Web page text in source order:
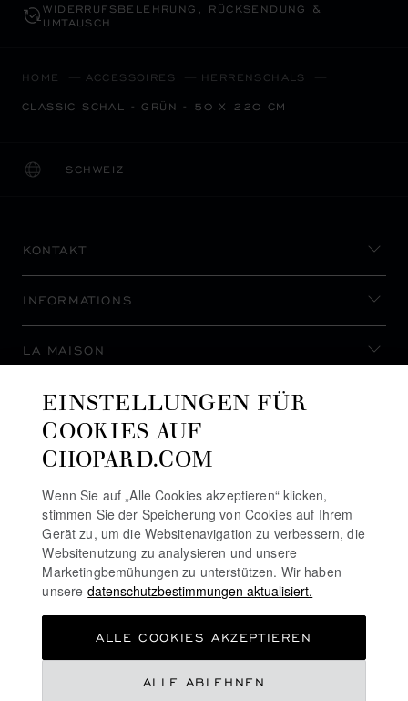
WIDERRUFS­BELEHRUNG, RÜCKSENDUNG &
UMTAUSCH
HOME ACCESSOIRES HERRENSCHALS
CLASSIC SCHAL - GRÜN - 50 X 220 CM
SCHWEIZ
LOKALISIERUNG (LAND ÄNDERN)
LAND ÄNDERN
KONTAKT
INFORMATIONS
LA MAISON
AUF DEM LAUFENDEN BLEIBEN
NEWSLETTER ABONNIEREN
COOKIE-RICHTLINIE
EINSTELLUNGEN FÜR
COOKIES AUF
CHOPARD.COM
Wenn Sie auf „Alle Cookies akzeptieren“ klicken,
stimmen Sie der Speicherung von Cookies auf Ihrem
Gerät zu, um die Websitenavigation zu verbessern, die
Websitenutzung zu analysieren und unsere
Marketingbemühungen zu unterstützen. Wir haben
unsere datenschutzbestimmungen aktualisiert.
ALLE ABLEHNEN
ALLE COOKIES AKZEPTIEREN